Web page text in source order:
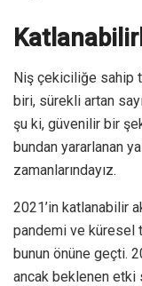
Niş çekiciliğe sahip
biri, sürekli artan
şu ki, güvenilir bir
bundan yararlanan
zamanlarındayız.
2021’in katlanabilir
pandemi ve küresel
bunun önüne geçti.
ancak beklenen